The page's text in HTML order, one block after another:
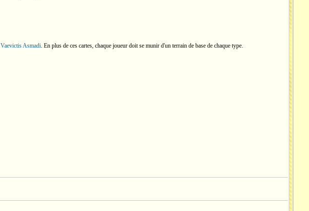
Vaevictis Asmadi. En plus de ces cartes, chaque joueur doit se munir d'un terrain de base de chaque type.